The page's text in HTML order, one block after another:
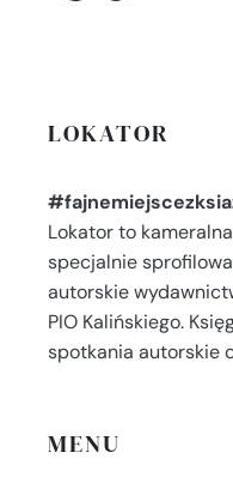
LOKATOR
Lokator to
specjalnie
autorskie
PIO Kalińskiego.
spotkania autorskie
MENU